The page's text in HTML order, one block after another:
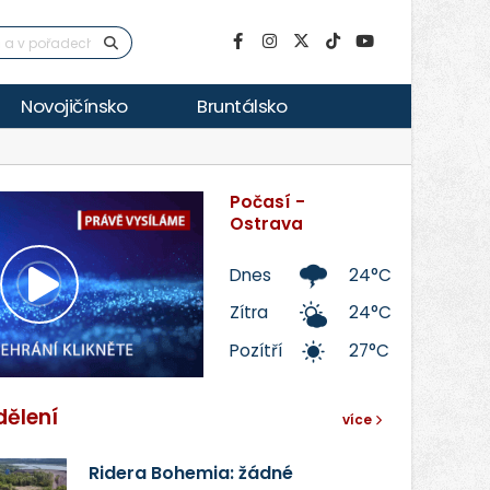
Novojičínsko Bruntálsko
Přehrát
video
Počasí -
Ostrava
Dnes
24°C
Zítra
24°C
Pozítří
27°C
více
Ridera Bohemia: žádné